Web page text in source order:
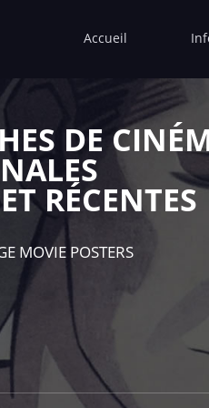
Accueil
DE
RÉCENTES
MOVIE POSTERS